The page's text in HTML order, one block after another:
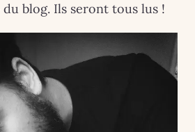
du blog. Ils seront tous lus !